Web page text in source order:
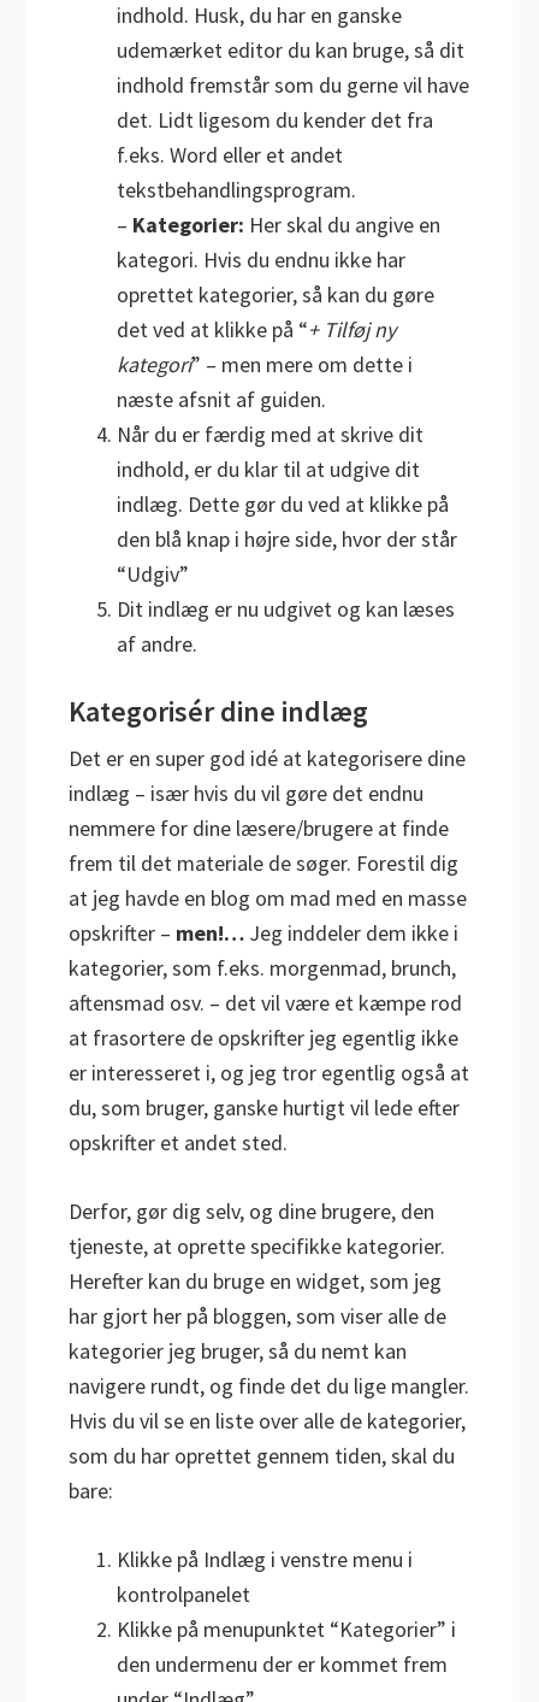
indhold. Husk, du har en ganske
udemærket editor du kan bruge, så dit
indhold fremstår som du gerne vil have
det. Lidt ligesom du kender det fra
f.eks. Word eller et andet
tekstbehandlingsprogram.
– Kategorier: Her skal du angive en
kategori. Hvis du endnu ikke har
oprettet kategorier, så kan du gøre
det ved at klikke på “+ Tilføj ny
kategori” – men mere om dette i
næste afsnit af guiden.
Når du er færdig med at skrive dit
indhold, er du klar til at udgive dit
indlæg. Dette gør du ved at klikke på
den blå knap i højre side, hvor der står
“Udgiv”
Dit indlæg er nu udgivet og kan læses
af andre.
Kategorisér dine indlæg
Det er en super god idé at kategorisere dine
indlæg – især hvis du vil gøre det endnu
nemmere for dine læsere/brugere at finde
frem til det materiale de søger. Forestil dig
at jeg havde en blog om mad med en masse
opskrifter – men!… Jeg inddeler dem ikke i
kategorier, som f.eks. morgenmad, brunch,
aftensmad osv. – det vil være et kæmpe rod
at frasortere de opskrifter jeg egentlig ikke
er interesseret i, og jeg tror egentlig også at
du, som bruger, ganske hurtigt vil lede efter
opskrifter et andet sted.
Derfor, gør dig selv, og dine brugere, den
tjeneste, at oprette specifikke kategorier.
Herefter kan du bruge en widget, som jeg
har gjort her på bloggen, som viser alle de
kategorier jeg bruger, så du nemt kan
navigere rundt, og finde det du lige mangler.
Hvis du vil se en liste over alle de kategorier,
som du har oprettet gennem tiden, skal du
bare:
Klikke på Indlæg i venstre menu i
kontrolpanelet
Klikke på menupunktet “Kategorier” i
den undermenu der er kommet frem